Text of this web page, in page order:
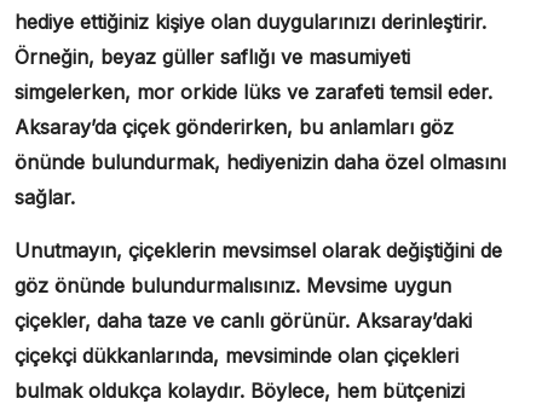
hediye ettiğiniz kişiye olan duygularınızı derinleştirir.
Örneğin, beyaz güller saflığı ve masumiyeti
simgelerken, mor orkide lüks ve zarafeti temsil eder.
Aksaray’da çiçek gönderirken, bu anlamları göz
önünde bulundurmak, hediyenizin daha özel olmasını
sağlar.
Unutmayın, çiçeklerin mevsimsel olarak değiştiğini de
göz önünde bulundurmalısınız. Mevsime uygun
çiçekler, daha taze ve canlı görünür. Aksaray’daki
çiçekçi dükkanlarında, mevsiminde olan çiçekleri
bulmak oldukça kolaydır. Böylece, hem bütçenizi